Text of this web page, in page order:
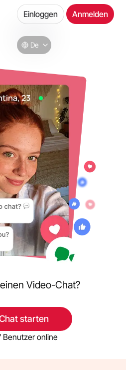
De
Einloggen Anmelden
Video-Chat?
starten
Benutzer online